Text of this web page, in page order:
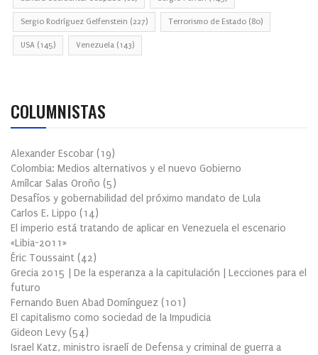
Sergio Rodríguez Gelfenstein (227) Terrorismo de Estado (80)
USA (145) Venezuela (143)
COLUMNISTAS
Alexander Escobar (19)
Colombia: Medios alternativos y el nuevo Gobierno
Amílcar Salas Oroño (5)
Desafíos y gobernabilidad del próximo mandato de Lula
Carlos E. Lippo (14)
El imperio está tratando de aplicar en Venezuela el escenario
«Libia-2011»
Éric Toussaint (42)
Grecia 2015 | De la esperanza a la capitulación | Lecciones para el
futuro
Fernando Buen Abad Domínguez (101 )
El capitalismo como sociedad de la Impudicia
Gideon Levy (54)
Israel Katz, ministro israelí de Defensa y criminal de guerra a